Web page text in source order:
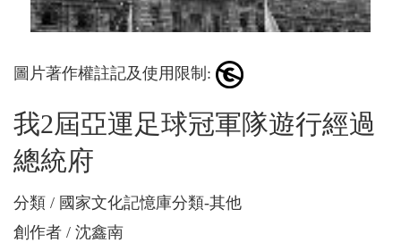
圖片著作權註記及使用限制:
我2屆亞運足球冠軍隊遊行經過
總統府
分類
國家文化記憶庫分類-其他
創作者
沈鑫南